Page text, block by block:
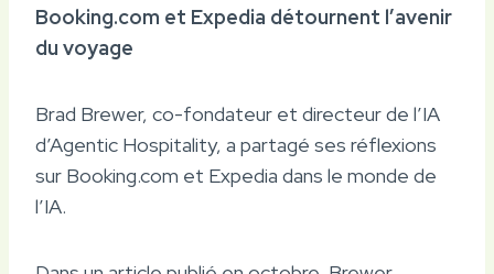
Booking.com et Expedia détournent l’avenir
du voyage
Brad Brewer, co-fondateur et directeur de l’IA
d’Agentic Hospitality, a partagé ses réflexions
sur Booking.com et Expedia dans le monde de
l’IA.